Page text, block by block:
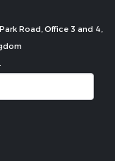
Road, Office 3 and 4,